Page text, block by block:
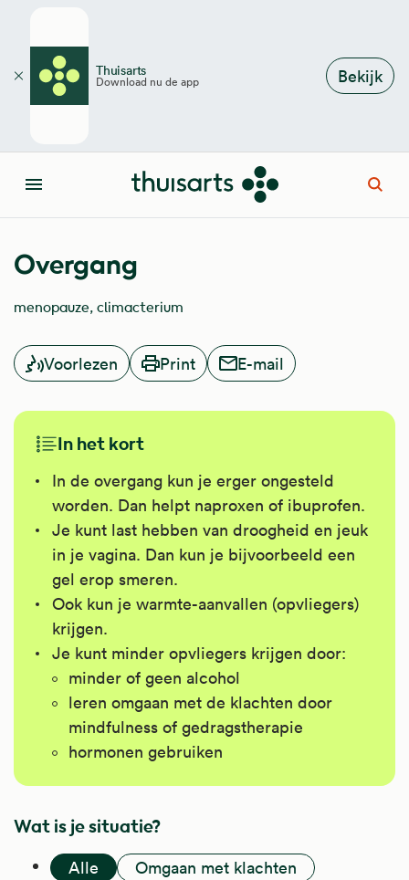
Thuisarts
Download nu de app Bekijk
Sluiten
Menu
Overgang
menopauze climacterium
Voorlezen Print E-mail
In het kort
In de overgang kun je erger ongesteld
worden. Dan helpt naproxen of ibuprofen.
Je kunt last hebben van droogheid en jeuk
in je vagina. Dan kun je bijvoorbeeld een
gel erop smeren.
Ook kun je warmte-aanvallen (opvliegers)
krijgen.
Je kunt minder opvliegers krijgen door:
minder of geen alcohol
leren omgaan met de klachten door
mindfulness of gedragstherapie
hormonen gebruiken
Wat is je situatie?
Alle
Omgaan met klachten